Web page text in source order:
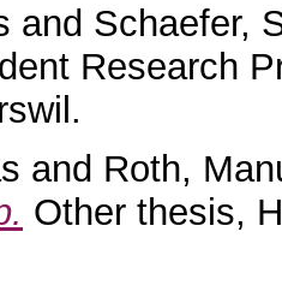
and Schaefer,
Research
and Roth,
Other thesis,